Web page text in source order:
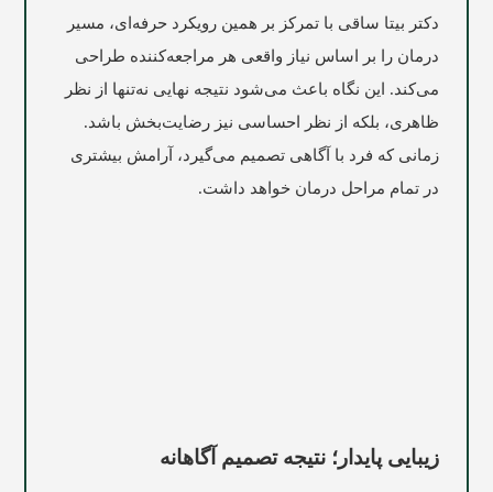
دکتر بیتا ساقی با تمرکز بر همین رویکرد حرفه‌ای، مسیر
درمان را بر اساس نیاز واقعی هر مراجعه‌کننده طراحی
می‌کند. این نگاه باعث می‌شود نتیجه نهایی نه‌تنها از نظر
ظاهری، بلکه از نظر احساسی نیز رضایت‌بخش باشد.
زمانی که فرد با آگاهی تصمیم می‌گیرد، آرامش بیشتری
در تمام مراحل درمان خواهد داشت.
زیبایی پایدار؛ نتیجه تصمیم آگاهانه